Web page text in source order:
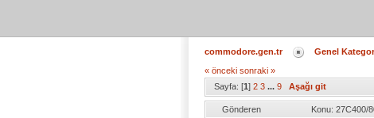
commodore.gen.tr Genel
« önceki sonraki »
Sayfa: [1] 2 3 ... 9 Aşağı git
Gönderen Konu: 27C400/